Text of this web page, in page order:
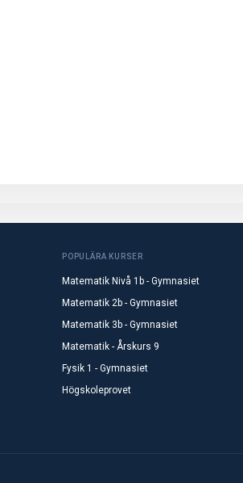
POPULÄRA KURSER
Matematik Nivå 1b - Gymnasiet
Matematik 2b - Gymnasiet
Matematik 3b - Gymnasiet
Matematik - Årskurs 9
Fysik 1 - Gymnasiet
Högskoleprovet